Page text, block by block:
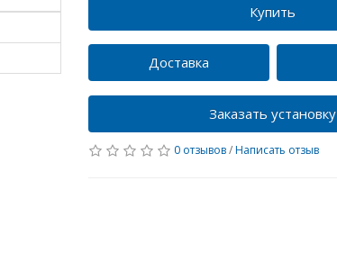
Купить
Доставка
Заказать установку
0 отзывов/Написать отзыв